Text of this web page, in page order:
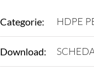
Categorie: HDPE
Download: